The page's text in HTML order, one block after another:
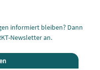
informiert bleiben? Dann
Newsletter an.